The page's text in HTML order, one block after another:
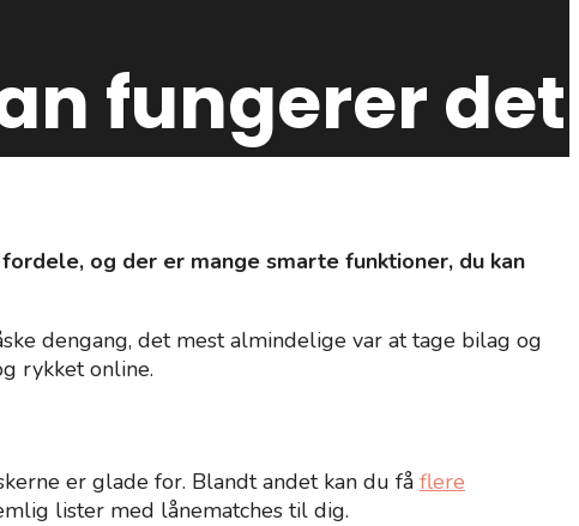
fungerer det
og der er mange smarte funktioner, du kan
dengang, det mest almindelige var at tage bilag og
rykket online.
er glade for. Blandt andet kan du få flere
lister med lånematches til dig.